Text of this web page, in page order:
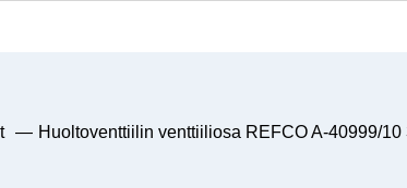
— Huoltoventtiilin venttiiliosa REFCO A-40999/10